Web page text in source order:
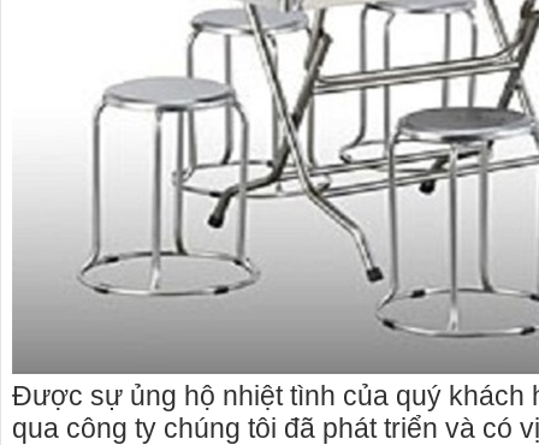
Được sự ủng hộ nhiệt tình của quý khách
qua công ty chúng tôi đã phát triển và có